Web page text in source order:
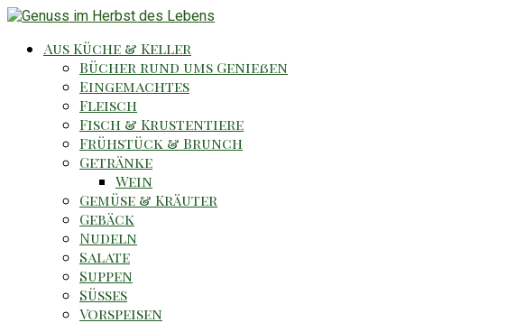
Aus Küche & Keller
Bücher rund ums Genießen
Eingemachtes
Fleisch
Fisch & Krustentiere
Frühstück & Brunch
Getränke
Wein
Gemüse & Kräuter
Gebäck
Nudeln
Salate
Suppen
Süsses
Vorspeisen